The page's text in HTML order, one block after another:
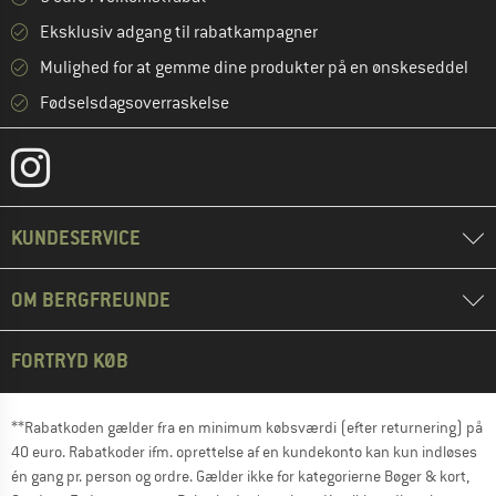
Eksklusiv adgang til rabatkampagner
Mulighed for at gemme dine produkter på en ønskeseddel
Fødselsdagsoverraskelse
KUNDESERVICE
OM BERGFREUNDE
FORTRYD KØB
**Rabatkoden gælder fra en minimum købsværdi (efter returnering) på
40 euro. Rabatkoder ifm. oprettelse af en kundekonto kan kun indløses
én gang pr. person og ordre. Gælder ikke for kategorierne Bøger & kort,